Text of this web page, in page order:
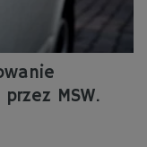
MSW.